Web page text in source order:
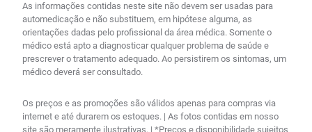
As informações contidas neste site não devem ser usadas para
automedicação e não substituem, em hipótese alguma, as
orientações dadas pelo profissional da área médica. Somente o
médico está apto a diagnosticar qualquer problema de saúde e
prescrever o tratamento adequado. Ao persistirem os sintomas, um
médico deverá ser consultado.
Os preços e as promoções são válidos apenas para compras via
internet e até durarem os estoques. | As fotos contidas em nosso
site são meramente ilustrativas. | *Preços e disponibilidade sujeitos